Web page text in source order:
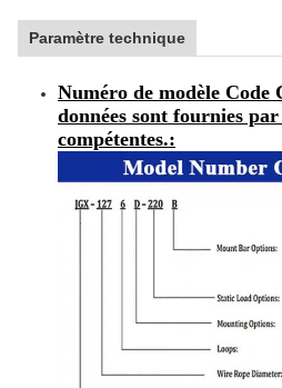
Paramètre technique
Numéro de modèle Code
données sont fournies
compétentes.: